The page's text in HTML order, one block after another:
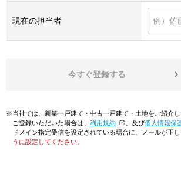
現在の担当者
今すぐ登録する
※当社では、新築一戸建て・中古一戸建て・土地をご紹介し
ご登録いただいた場合は、「利用規約 」及び「個人情報保
ドメイン指定受信を設定されている場合に、メールが正
うに設定してください。